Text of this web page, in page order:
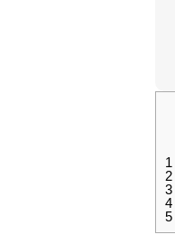
1
2
3
4
5